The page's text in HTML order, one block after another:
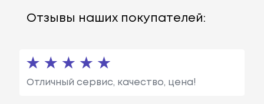
Отзывы наших покупателей:
Отличный сервис, качество, цена!